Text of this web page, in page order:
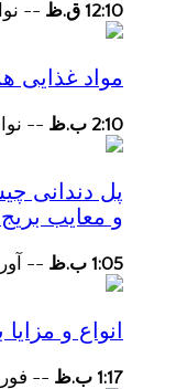
12:10 ق.ظ --
مواد غذایی
2:10 ب.ظ -- نوامبر
پل دندانی
و معایب
1:05 ب.ظ --
انواع و
1:17 ب.ظ -- فوریه